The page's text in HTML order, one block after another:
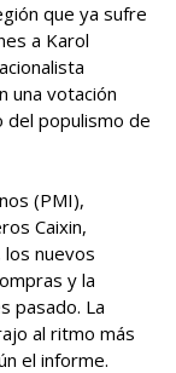
que ya sufre
a Karol
una votación
del populismo de
(PMI),
Caixin,
nuevos
y la
pasado. La
al ritmo más
el informe.